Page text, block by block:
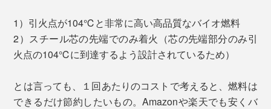
1）引火点が104℃と非常に高い高品質なバイオ燃料
2）スチール芯の先端でのみ着火（芯の先端部分のみ引
火点の104℃に到達するよう設計されているため）
とは言っても、１回あたりのコストで考えると、燃料は
できるだけ節約したいもの。Amazonや楽天でも安くバ